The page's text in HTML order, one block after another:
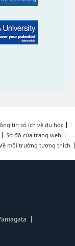
tin có ích về du học
Sơ đồ của trang web
môi trường tương thích